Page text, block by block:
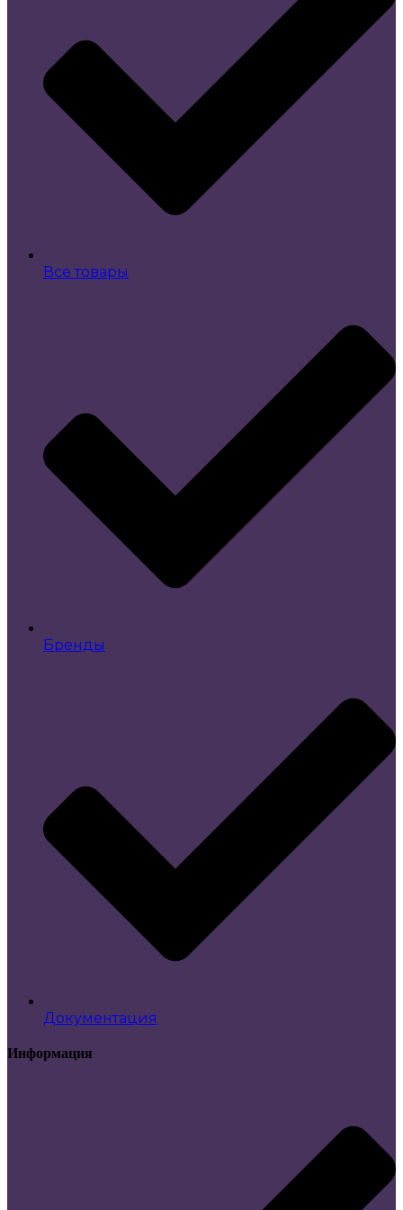
Все товары
Бренды
Документация
Информация